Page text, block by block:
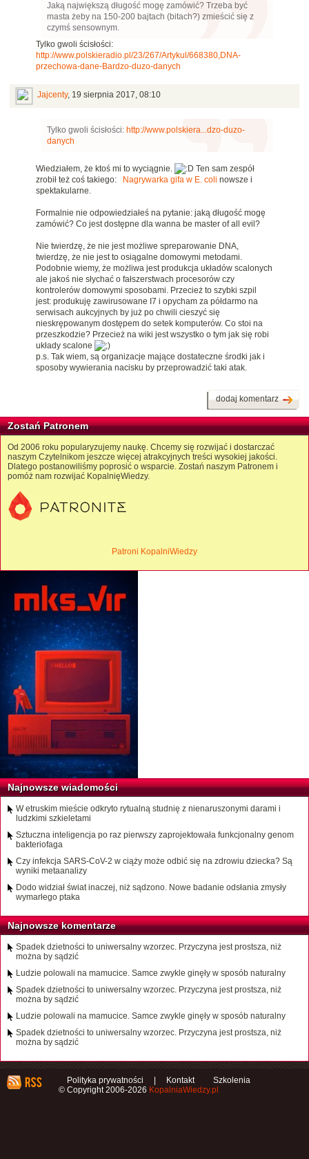
Jaką największą długość mogę zamówić? Trzeba być
masta żeby na 150-200 bajtach (bitach?) zmieścić się z
czymś sensownym.
Tylko gwoli ścisłości:
http://www.polskieradio.pl/23/267/Artykul/668380,DNA-
przechowa-dane-Bardzo-duzo-danych
Jajcenty, 19 sierpnia 2017, 08:10
Tylko gwoli ścisłości: http://www.polskiera...dzo-duzo-
danych
Wiedziałem, że ktoś mi to wyciągnie.
Ten sam zespół
zrobił też coś takiego:
Nagrywarka gifa w E. coli nowsze i
spektakularne.
Formalnie nie odpowiedziałeś na pytanie: jaką długość mogę
zamówić? Co jest dostępne dla wanna be master of all evil?
Nie twierdzę, że nie jest możliwe spreparowanie DNA,
twierdzę, że nie jest to osiągalne domowymi metodami.
Podobnie wiemy, że możliwa jest produkcja układów scalonych
ale jakoś nie słychać o fałszerstwach procesorów czy
kontrolerów domowymi sposobami. Przecież to szybki szpil
jest: produkuję zawirusowane I7 i opycham za półdarmo na
serwisach aukcyjnych by już po chwili cieszyć się
nieskrępowanym dostępem do setek komputerów. Co stoi na
przeszkodzie? Przecież na wiki jest wszystko o tym jak się robi
układy scalone
p.s. Tak wiem, są organizacje mające dostateczne środki jak i
sposoby wywierania nacisku by przeprowadzić taki atak.
dodaj komentarz
Zostań Patronem
Od 2006 roku popularyzujemy naukę. Chcemy się rozwijać i dostarczać
naszym Czytelnikom jeszcze więcej atrakcyjnych treści wysokiej jakości.
Dlatego postanowiliśmy poprosić o wsparcie. Zostań naszym Patronem i
pomóż nam rozwijać KopalnięWiedzy.
Patroni KopalniWiedzy
Najnowsze wiadomości
W etruskim mieście odkryto rytualną studnię z nienaruszonymi darami i
ludzkimi szkieletami
Sztuczna inteligencja po raz pierwszy zaprojektowała funkcjonalny genom
bakteriofaga
Czy infekcja SARS-CoV-2 w ciąży może odbić się na zdrowiu dziecka? Są
wyniki metaanalizy
Dodo widział świat inaczej, niż sądzono. Nowe badanie odsłania zmysły
wymarłego ptaka
Najnowsze komentarze
Spadek dzietności to uniwersalny wzorzec. Przyczyna jest prostsza, niż
można by sądzić
Ludzie polowali na mamucice. Samce zwykle ginęły w sposób naturalny
Spadek dzietności to uniwersalny wzorzec. Przyczyna jest prostsza, niż
można by sądzić
Ludzie polowali na mamucice. Samce zwykle ginęły w sposób naturalny
Spadek dzietności to uniwersalny wzorzec. Przyczyna jest prostsza, niż
można by sądzić
Polityka prywatności Kontakt
Szkolenia
© Copyright 2006-2026 KopalniaWiedzy.pl